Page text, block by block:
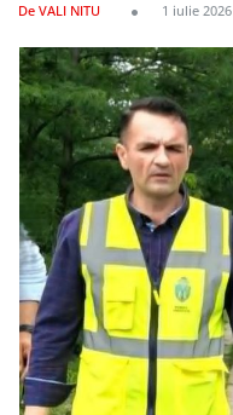
De VALI NITU 1 iulie 2026